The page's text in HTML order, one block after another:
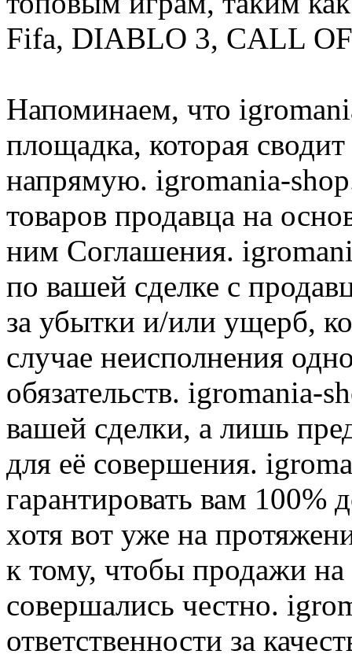
Fifa, DIABLO 3, CALL
Напоминаем, что
площадка, которая
напрямую. igromania-
товаров продавца на
ним Соглашения.
по вашей сделке с
за убытки и/или ущерб,
случае неисполнения
обязательств. igromania-
вашей сделки, а лишь
для её совершения.
гарантировать вам 100%
хотя вот уже на
к тому, чтобы продажи
совершались честно.
ответственности за